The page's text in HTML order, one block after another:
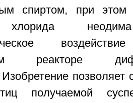
спиртом, при этом
хлорида
реакторе
Изобретение позволяет
получаемой